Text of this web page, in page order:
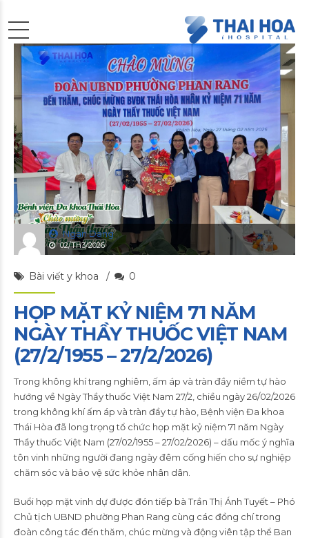
Ngan Dang
02/Th3/2026
Bài viết y khoa 0
HỌP MẶT KỶ NIỆM 71 NĂM
NGÀY THẦY THUỐC VIỆT NAM
(27/2/1955 – 27/2/2026)
Trong không khí trang nghiêm, ấm áp và tràn đầy niềm tự hào
hướng về Ngày Thầy thuốc Việt Nam 27/2, chiều ngày 26/02/2026
trong không khí ấm áp và tràn đầy tự hào, Bệnh viện Đa khoa
Thái Hòa đã long trọng tổ chức họp mặt kỷ niệm 71 năm Ngày
Thầy thuốc Việt Nam (27/02/1955 – 27/02/2026) – dấu mốc ý nghĩa
tôn vinh những người đang ngày đêm cống hiến cho sự nghiệp
chăm sóc và bảo vệ sức khỏe nhân dân.
Buổi họp mặt vinh dự được đón tiếp bà Trần Thị Ánh Tuyết – Phó
Chủ tịch UBND phường Phan Rang cùng các đồng chí trong
đoàn công tác đến thăm, chúc mừng và động viên tập thể Ban